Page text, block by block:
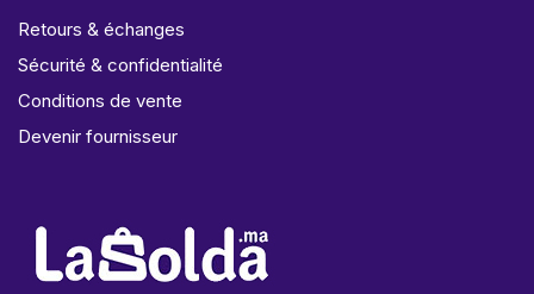
Retours & échanges
Sécurité & confidentialité
Conditions de vente
Devenir fournisseur